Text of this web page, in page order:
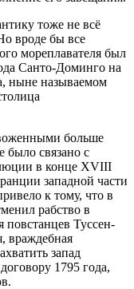
тоже не всё
вроде бы все
мореплавателя был
Санто-Доминго на
ныне называемом
больше
было связано с
в конце XVIII
западной части
к тому, что в
рабство в
повстанцев Туссен-
враждебная
запад
1795 года,